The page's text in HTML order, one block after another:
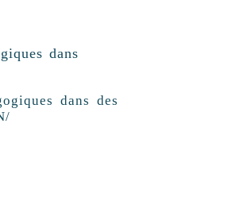
dans des